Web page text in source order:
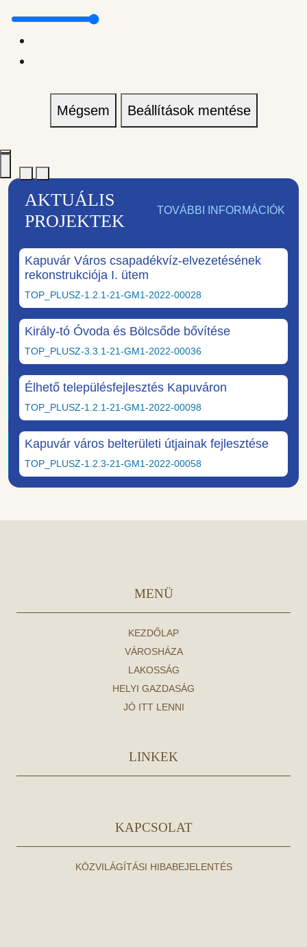
Mégsem Beállítások mentése
AKTUÁLIS
PROJEKTEK
TOVÁBBI INFORMÁCIÓK
Kapuvár Város csapadékvíz-elvezetésének
rekonstrukciója I. ütem
TOP_PLUSZ-1.2.1-21-GM1-2022-00028
Király-tó Óvoda és Bölcsőde bővítése
TOP_PLUSZ-3.3.1-21-GM1-2022-00036
Élhető településfejlesztés Kapuváron
TOP_PLUSZ-1.2.1-21-GM1-2022-00098
Kapuvár város belterületi útjainak fejlesztése
TOP_PLUSZ-1.2.3-21-GM1-2022-00058
MENÜ
KEZDŐLAP
VÁROSHÁZA
LAKOSSÁG
HELYI GAZDASÁG
JÓ ITT LENNI
LINKEK
KAPCSOLAT
KÖZVILÁGÍTÁSI HIBABEJELENTÉS